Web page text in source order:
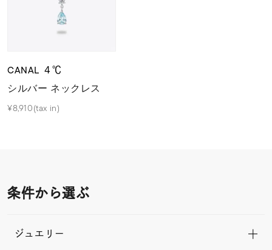
CANAL ４℃
シルバー ネックレス
¥8,910(tax in)
条件から選ぶ
ジュエリー